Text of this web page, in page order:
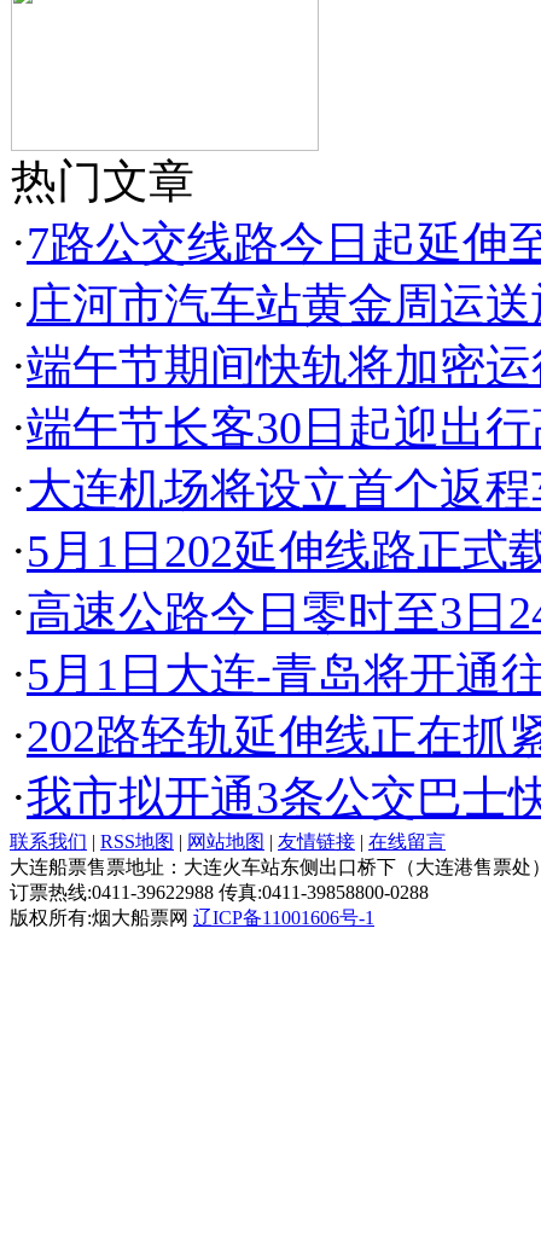
热门文章
·7路公交线路今日起延伸
·庄河市汽车站黄金周运
·端午节期间快轨将加密
·端午节长客30日起迎出
·大连机场将设立首个返
·5月1日202延伸线路正式
·高速公路今日零时至3日
·5月1日大连-青岛将开通
·202路轻轨延伸线正在抓
·我市拟开通3条公交巴士
联系我们 | RSS地图 | 网站地图 | 友情链接 | 在线留言
大连船票售票地址：大连火车站东侧出口桥下（大连港售票处
订票热线:0411-39622988 传真:0411-39858800-0288
版权所有:烟大船票网 辽ICP备11001606号-1